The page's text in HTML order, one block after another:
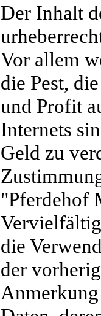
Der Inhalt
Vor allem
die Pest,
und Profit
Internets
Geld zu
"Pferdehof
die
der